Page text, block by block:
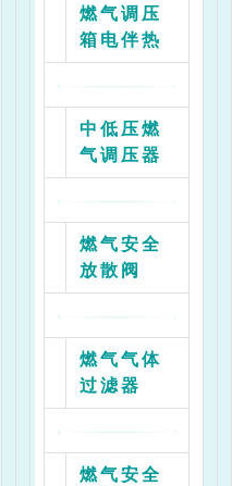
燃气调压
箱电伴热
中低压燃
气调压器
燃气安全
放散阀
燃气气体
过滤器
燃气安全